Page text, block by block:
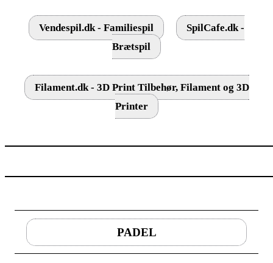
Vendespil.dk - Familiespil
SpilCafe.dk -
Brætspil
Filament.dk - 3D Print Tilbehør, Filament og 3D
Printer
PADEL